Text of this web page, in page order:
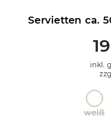
Servietten ca.
inkl.
weiß